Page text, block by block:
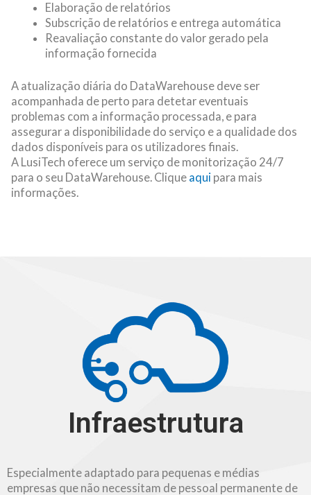
Elaboração de relatórios
Subscrição de relatórios e entrega automática
Reavaliação constante do valor gerado pela
informação fornecida
A atualização diária do DataWarehouse deve ser
acompanhada de perto para detetar eventuais
problemas com a informação processada, e para
assegurar a disponibilidade do serviço e a qualidade dos
dados disponíveis para os utilizadores finais.
A LusiTech oferece um serviço de monitorização 24/7
para o seu DataWarehouse. Clique aqui para mais
informações.
Infraestrutura
Especialmente adaptado para pequenas e médias
empresas que não necessitam de pessoal permanente de